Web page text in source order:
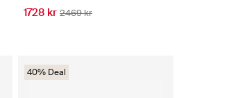
1728 kr 2469 kr
40% Deal